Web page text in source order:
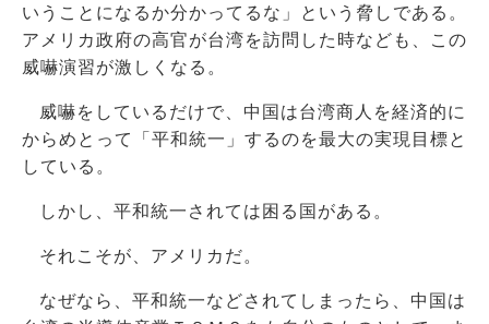
いうことになるか分かってるな」という脅しである。
アメリカ政府の高官が台湾を訪問した時なども、この
威嚇演習が激しくなる。
威嚇をしているだけで、中国は台湾商人を経済的に
からめとって「平和統一」するのを最大の実現目標と
している。
しかし、平和統一されては困る国がある。
それこそが、アメリカだ。
なぜなら、平和統一などされてしまったら、中国は